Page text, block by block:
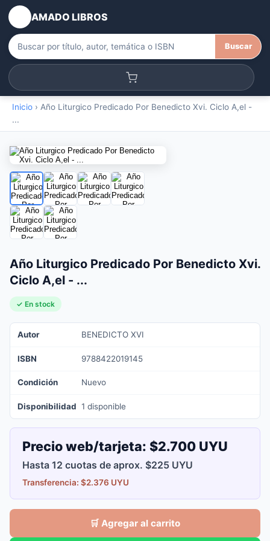
AMADO LIBROS
Buscar
Inicio › Año Liturgico Predicado Por Benedicto Xvi. Ciclo A,el -
...
Año Liturgico Predicado Por Benedicto Xvi.
Ciclo A,el - ...
✓ En stock
Autor BENEDICTO XVI
ISBN 9788422019145
Condición Nuevo
Disponibilidad 1 disponible
Precio web/tarjeta: $2.700 UYU
Hasta 12 cuotas de aprox. $225 UYU
Transferencia: $2.376 UYU
🛒 Agregar al carrito